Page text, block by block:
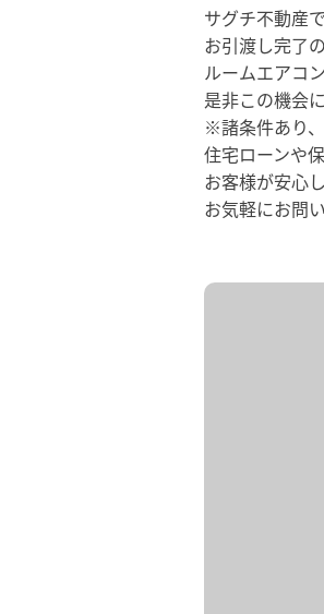
サグチ不動産
お引渡し完了
ルームエアコ
是非この機会
※諸条件あり
住宅ローンや
お客様が安心
お気軽にお問